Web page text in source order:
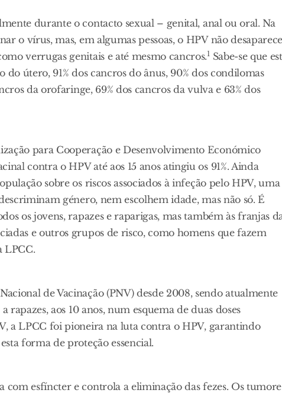
durante o contacto sexual – genital, anal ou oral. Na
o vírus, mas, em algumas pessoas, o HPV não
verrugas genitais e até mesmo cancros.1Sabe-se que
útero, 91% dos cancros do ânus, 90% dos condilomas
da orofaringe, 69% dos cancros da vulva e 63% dos
para Cooperação e Desenvolvimento Económico
contra o HPV até aos 15 anos atingiu os 91%. Ainda
sobre os riscos associados à infeção pelo HPV, uma
género, nem escolhem idade, mas não só. É
os jovens, rapazes e raparigas, mas também às franjas
e outros grupos de risco, como homens que fazem
LPCC.
de Vacinação (PNV) desde 2008, sendo atualmente
aos 10 anos, num esquema de duas doses
a LPCC foi pioneira na luta contra o HPV, garantindo
forma de proteção essencial.
esfíncter e controla a eliminação das fezes. Os